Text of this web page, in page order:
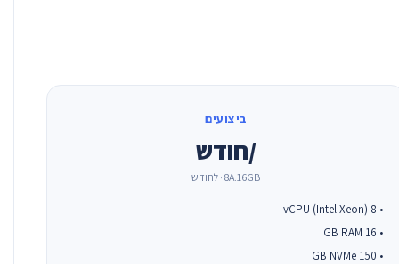
ביצועים
/חודש
8A.16GB · לחודש
• 8 vCPU (Intel Xeon)
• 16 GB RAM
• 150 GB NVMe